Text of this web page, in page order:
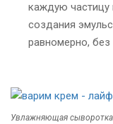
каждую частицу
создания
равномерно,
Увлажняющая сыворотка